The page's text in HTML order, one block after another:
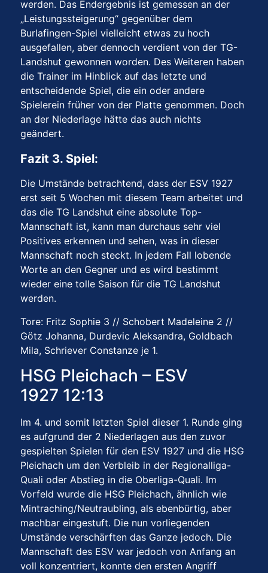
werden. Das Endergebnis ist gemessen an der
„Leistungssteigerung“ gegenüber dem
Burlafingen-Spiel vielleicht etwas zu hoch
ausgefallen, aber dennoch verdient von der TG-
Landshut gewonnen worden. Des Weiteren haben
die Trainer im Hinblick auf das letzte und
entscheidende Spiel, die ein oder andere
Spielerein früher von der Platte genommen. Doch
an der Niederlage hätte das auch nichts
geändert.
Fazit 3. Spiel:
Die Umstände betrachtend, dass der ESV 1927
erst seit 5 Wochen mit diesem Team arbeitet und
das die TG Landshut eine absolute Top-
Mannschaft ist, kann man durchaus sehr viel
Positives erkennen und sehen, was in dieser
Mannschaft noch steckt. In jedem Fall lobende
Worte an den Gegner und es wird bestimmt
wieder eine tolle Saison für die TG Landshut
werden.
Tore: Fritz Sophie 3 // Schobert Madeleine 2 //
Götz Johanna, Durdevic Aleksandra, Goldbach
Mila, Schriever Constanze je 1.
HSG Pleichach – ESV
1927 12:13
Im 4. und somit letzten Spiel dieser 1. Runde ging
es aufgrund der 2 Niederlagen aus den zuvor
gespielten Spielen für den ESV 1927 und die HSG
Pleichach um den Verbleib in der Regionalliga-
Quali oder Abstieg in die Oberliga-Quali. Im
Vorfeld wurde die HSG Pleichach, ähnlich wie
Mintraching/Neutraubling, als ebenbürtig, aber
machbar eingestuft. Die nun vorliegenden
Umstände verschärften das Ganze jedoch. Die
Mannschaft des ESV war jedoch von Anfang an
voll konzentriert, konnte den ersten Angriff